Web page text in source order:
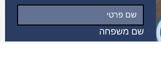
שם משפחה